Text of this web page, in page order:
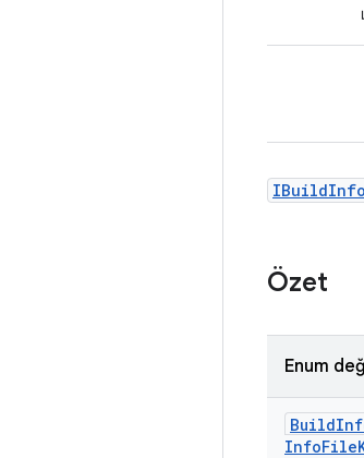
Özet
Enum
Build
InfoFile